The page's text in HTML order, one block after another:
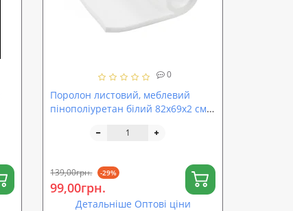
0
Поролон листовий, меблевий
пінополіуретан білий 82х69х2 см.
139,00грн. -29%
99,00грн.
Детальніше Оптові ціни